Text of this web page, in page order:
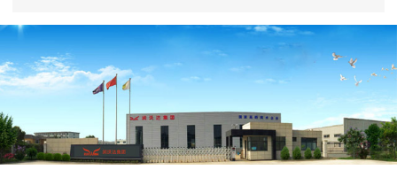
司。 公司主要从事氢气
制、储、加、用的相关技
术、产品的研发、销售及
道路货物运输业务。设备
的生产制造由位于连云港
的江苏润沃达环境科技有